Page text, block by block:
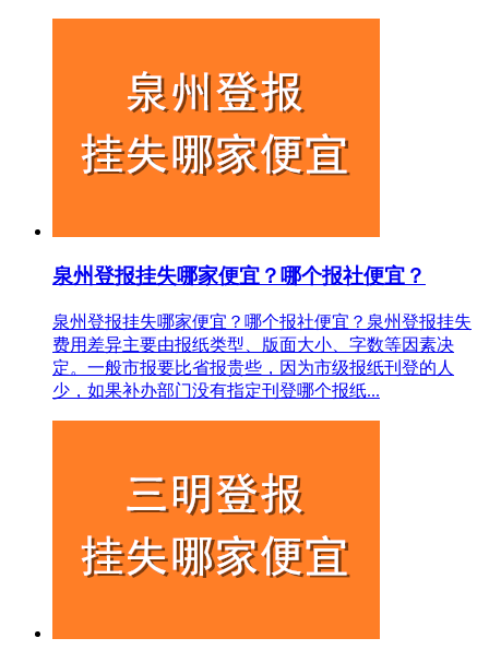
泉州登报挂失哪家便宜？哪个报社便宜？
泉州登报挂失哪家便宜？哪个报社便宜？泉州登报挂失
费用差异主要由报纸类型、版面大小、字数等因素决
定。一般市报要比省报贵些，因为市级报纸刊登的人
少，如果补办部门没有指定刊登哪个报纸...